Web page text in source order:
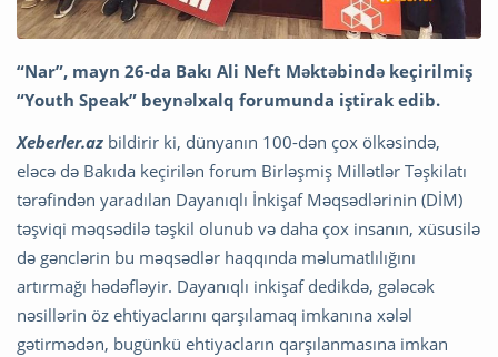
“Nar”, mayn 26-da Bakı Ali Neft Məktəbində keçirilmiş
“Youth Speak” beynəlxalq forumunda iştirak edib.
Xeberler.az bildirir ki, dünyanın 100-dən çox ölkəsində,
eləcə də Bakıda keçirilən forum Birləşmiş Millətlər Təşkilatı
tərəfindən yaradılan Dayanıqlı İnkişaf Məqsədlərinin (DİM)
təşviqi məqsədilə təşkil olunub və daha çox insanın, xüsusilə
də gənclərin bu məqsədlər haqqında məlumatlılığını
artırmağı hədəfləyir. Dayanıqlı inkişaf dedikdə, gələcək
nəsillərin öz ehtiyaclarını qarşılamaq imkanına xələl
gətirmədən, bugünkü ehtiyacların qarşılanmasına imkan